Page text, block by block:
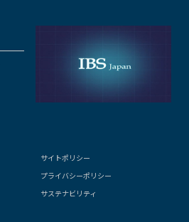
サイトポリシー
プライバシーポリシー
サステナビリティ